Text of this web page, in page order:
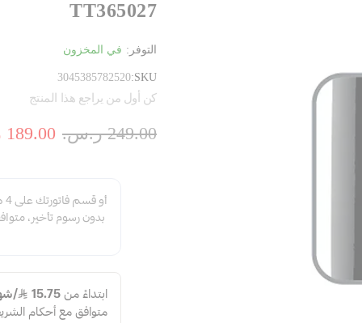
TT365027
التوفر: في المخزون
SKU
3045385782520
كن أول من يراجع هذا المنتج
189.00 ر.س.‏ 249.00 ر.س.‏